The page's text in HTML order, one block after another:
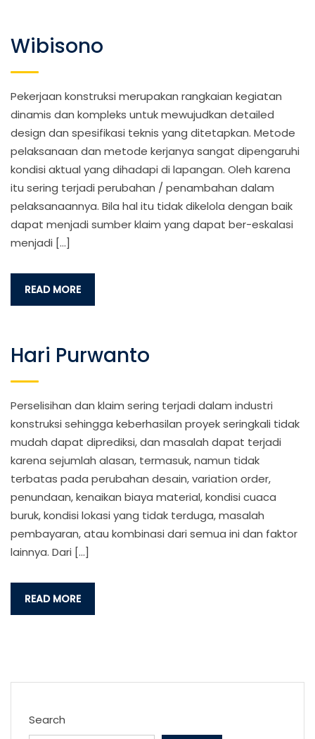
Wibisono
Pekerjaan konstruksi merupakan rangkaian kegiatan
dinamis dan kompleks untuk mewujudkan detailed
design dan spesifikasi teknis yang ditetapkan. Metode
pelaksanaan dan metode kerjanya sangat dipengaruhi
kondisi aktual yang dihadapi di lapangan. Oleh karena
itu sering terjadi perubahan / penambahan dalam
pelaksanaannya. Bila hal itu tidak dikelola dengan baik
dapat menjadi sumber klaim yang dapat ber-eskalasi
menjadi […]
READ MORE
Hari Purwanto
Perselisihan dan klaim sering terjadi dalam industri
konstruksi sehingga keberhasilan proyek seringkali tidak
mudah dapat diprediksi, dan masalah dapat terjadi
karena sejumlah alasan, termasuk, namun tidak
terbatas pada perubahan desain, variation order,
penundaan, kenaikan biaya material, kondisi cuaca
buruk, kondisi lokasi yang tidak terduga, masalah
pembayaran, atau kombinasi dari semua ini dan faktor
lainnya. Dari […]
READ MORE
Search